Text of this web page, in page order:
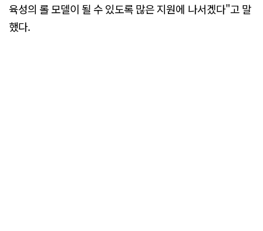
육성의 롤 모델이 될 수 있도록 많은 지원에 나서겠다"고 말
했다.